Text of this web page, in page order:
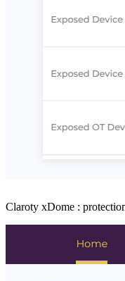
Claroty xDome :